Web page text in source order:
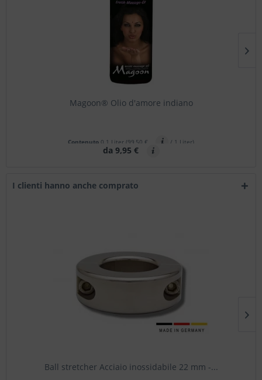
Magoon® Olio d'amore indiano
Contenuto 0.1 Liter (99,50 € / 1 Liter)
da 9,95 €
I clienti hanno anche comprato
Ball stretcher Acciaio inossidabile 22 mm -...